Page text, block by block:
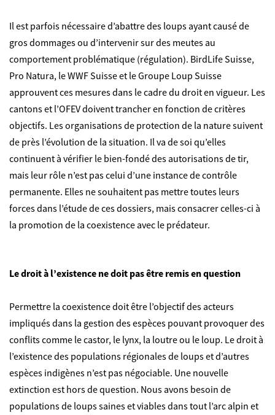
Il est parfois nécessaire d’abattre des loups ayant causé de
gros dommages ou d’intervenir sur des meutes au
comportement problématique (régulation). BirdLife Suisse,
Pro Natura, le WWF Suisse et le Groupe Loup Suisse
approuvent ces mesures dans le cadre du droit en vigueur. Les
cantons et l’OFEV doivent trancher en fonction de critères
objectifs. Les organisations de protection de la nature suivent
de près l’évolution de la situation. Il va de soi qu’elles
continuent à vérifier le bien-fondé des autorisations de tir,
mais leur rôle n’est pas celui d’une instance de contrôle
permanente. Elles ne souhaitent pas mettre toutes leurs
forces dans l’étude de ces dossiers, mais consacrer celles-ci à
la promotion de la coexistence avec le prédateur.
Le droit à l’existence ne doit pas être remis en question
Permettre la coexistence doit être l’objectif des acteurs
impliqués dans la gestion des espèces pouvant provoquer des
conflits comme le castor, le lynx, la loutre ou le loup. Le droit à
l’existence des populations régionales de loups et d’autres
espèces indigènes n’est pas négociable. Une nouvelle
extinction est hors de question. Nous avons besoin de
populations de loups saines et viables dans tout l’arc alpin et